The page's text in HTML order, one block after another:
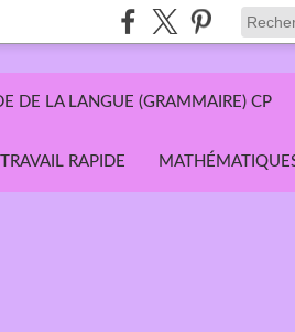
DE LA LANGUE (GRAMMAIRE) CP
RAPIDE